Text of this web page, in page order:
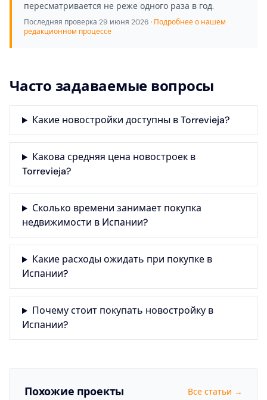
пересматривается не реже одного раза в год.
Последняя проверка 29 июня 2026 · Подробнее о нашем
редакционном процессе
Часто задаваемые вопросы
Какие новостройки доступны в Torrevieja?
Какова средняя цена новостроек в
Torrevieja?
Сколько времени занимает покупка
недвижимости в Испании?
Какие расходы ожидать при покупке в
Испании?
Почему стоит покупать новостройку в
Испании?
Похожие проекты Все статьи →